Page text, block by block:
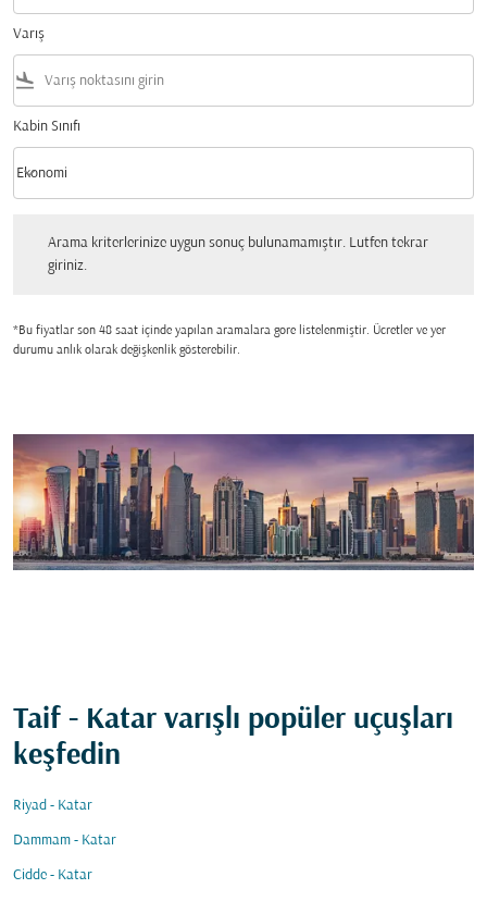
Varış
flight_land
Kabin Sınıfı
Kabin Sınıfı option Ekonomi Selected
Ekonomi
keyboard_arrow_down
Arama kriterlerinize uygun sonuç bulunamamıştır. Lutfen tekrar
giriniz.
*Bu fiyatlar son 48 saat içinde yapılan aramalara gore listelenmiştir. Ücretler ve yer
durumu anlık olarak değişkenlik gösterebilir.
Taif - Katar varışlı popüler uçuşları
keşfedin
Riyad - Katar
Dammam - Katar
Cidde - Katar